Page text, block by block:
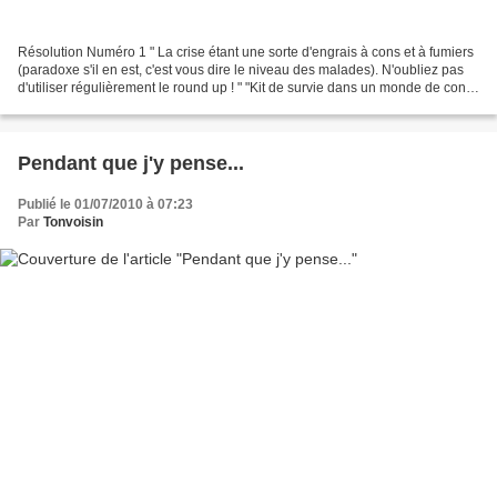
Résolution Numéro 1 " La crise étant une sorte d'engrais à cons et à fumiers
(paradoxe s'il en est, c'est vous dire le niveau des malades). N'oubliez pas
d'utiliser régulièrement le round up ! " "Kit de survie dans un monde de cons
Pendant que j'y pense...
Publié le 01/07/2010 à 07:23
Par Tonvoisin